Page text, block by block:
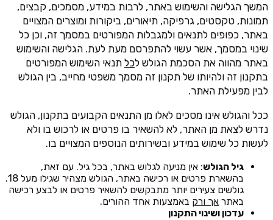
המשך הגלישה והשימוש באתר, לרבות במידע, מסמכים, קבצים,
תמונות, טקסטים, גרפיקה, תיאורים, ביקורות ומוצרים המצויים
באתר, כפופים לתנאים ולמגבלות המפורטים במסמך זה, וכן כל
שינוי במסמך, אשר עשוי להתפרסם מעת לעת. הגלישה והשימוש
באתר מהווה את הסכמת הגולש לכל תנאי השימוש המפורטים
בתקנון זה ולהיותו של תקנון זה מסמך משפטי מחייב, בין הגולש
לבין מפעילת האתר.
ככל והגולש אינו מסכים לאלו מן התנאים הקבועים בתקנון, הגולש
נדרש לצאת מן האתר, לא להשאיר בו פרטים או לרכוש בו ולא
לעשות כל שימוש במידע ובשירותים הנוספים המצויים בו.
גיל הגולש: אין מניעה לגלוש באתר, בכל גיל. עם זאת,
בהשארת פרטים או רכישה באתר, הגולש מצהיר שגילו מעל 18.
גולשים צעירים יותר מתבקשים להשאיר פרטים או לבצע רכישה
באתר אך ורק באמצעות אחד ההורים.
עדכון ושינוי התקנון